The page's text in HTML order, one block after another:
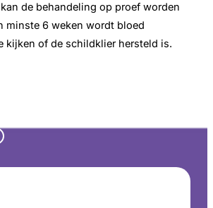
de behandeling op proef worden
minste 6 weken wordt bloed
kijken of de schildklier hersteld is.